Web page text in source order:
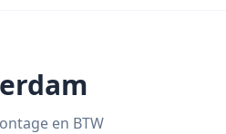
en BTW